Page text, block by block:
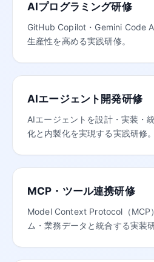
AIプログラミング研修
GitHub Copilot・Gemini Code
生産性を高める実践研修。
AIエージェント開発研修
AIエージェントを設計・実装・
化と内製化を実現する実践研修。
MCP・ツール連携研修
Model Context Protocol（MCP
ム・業務データと統合する実装研